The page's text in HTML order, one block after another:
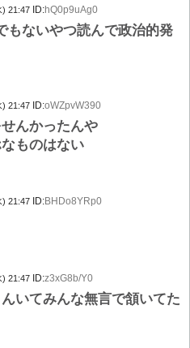
) 21:47 ID:hQ0p9uAg0
もないやつ読んで政治的発
) 21:47 ID:oWZpvW390
んかったんや
ものはない
) 21:47 ID:BHDo8YRp0
) 21:47 ID:z3xG8b/Y0
いてみんな無言で頷いてた